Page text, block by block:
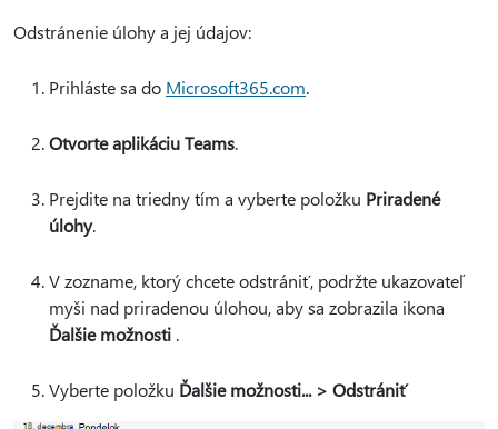
Odstránenie úlohy a jej údajov:
Prihláste sa do Microsoft365.com.
Otvorte aplikáciu Teams.
Prejdite na triedny tím a vyberte položku Priradené
úlohy.
V zozname, ktorý chcete odstrániť, podržte ukazovateľ
myši nad priradenou úlohou, aby sa zobrazila ikona
Ďalšie možnosti .
Vyberte položku Ďalšie možnosti... > Odstrániť